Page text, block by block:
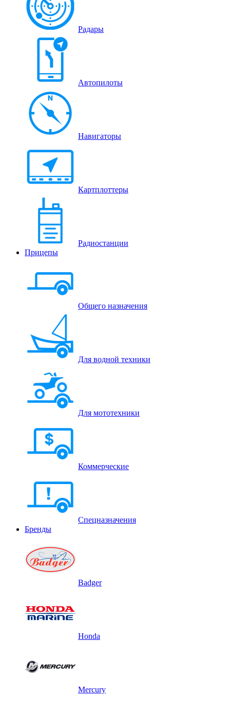
Радары
Автопилоты
Навигаторы
Картплоттеры
Радиостанции
Прицепы
Общего назначения
Для водной техники
Для мототехники
Коммерческие
Спецназначения
Бренды
Badger
Honda
Mercury